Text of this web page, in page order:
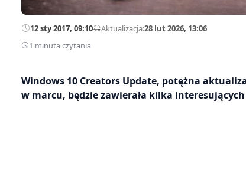
12 sty 2017, 09:10—Aktualizacja:28 lut 2026, 13:06
1 minuta czytania
Windows 10 Creators Update, potężna
w marcu, będzie zawierała kilka